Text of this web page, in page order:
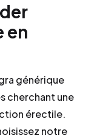
en
générique
cherchant une
érectile.
notre